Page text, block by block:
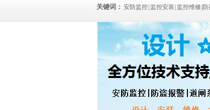
关键词： 安防监控 | 监控安装 | 监控维修 |